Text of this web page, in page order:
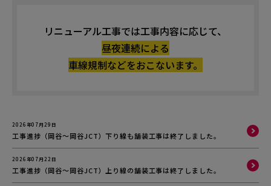
リニューアル工事では工事内容に応じて、
昼夜連続による
車線規制などをおこないます。
2026年07月29日
工事進捗（岡谷～岡谷JCT）下り線も舗装工事は終了しました。
2026年07月22日
工事進捗（岡谷～岡谷JCT）上り線の舗装工事は終了しました。